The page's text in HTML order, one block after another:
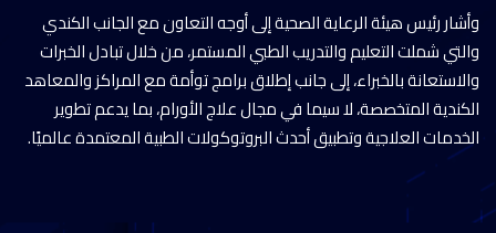
وأشار رئيس هيئة الرعاية الصحية إلى أوجه التعاون مع الجانب الكندي
والتي شملت التعليم والتدريب الطبي المستمر، من خلال تبادل الخبرات
والاستعانة بالخبراء، إلى جانب إطلاق برامج توأمة مع المراكز والمعاهد
الكندية المتخصصة، لا سيما في مجال علاج الأورام، بما يدعم تطوير
الخدمات العلاجية وتطبيق أحدث البروتوكولات الطبية المعتمدة عالميًا.